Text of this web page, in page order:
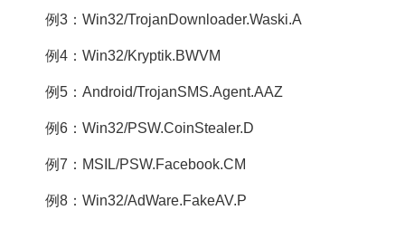
例3：Win32/TrojanDownloader.Waski.A
例4：Win32/Kryptik.BWVM
例5：Android/TrojanSMS.Agent.AAZ
例6：Win32/PSW.CoinStealer.D
例7：MSIL/PSW.Facebook.CM
例8：Win32/AdWare.FakeAV.P